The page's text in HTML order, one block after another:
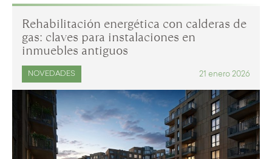
Rehabilitación energética con calderas de
gas: claves para instalaciones en
inmuebles antiguos
NOVEDADES 21 enero 2026